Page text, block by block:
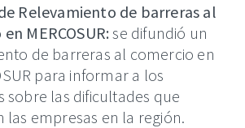
Relevamiento de barreras al
MERCOSUR:se difundió un
de barreras al comercio en
para informar a los
sobre las dificultades que
las empresas en la región.